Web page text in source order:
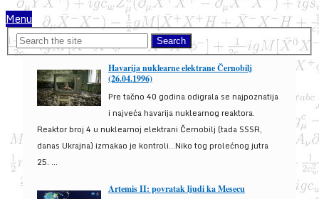
Menu
Havarija nuklearne elektrane Černobilj
(26.04.1996)
Pre tačno 40 godina odigrala se najpoznatija
i najveća havarija nuklearnog reaktora.
Reaktor broj 4 u nuklearnoj elektrani Černobilj (tada SSSR,
danas Ukrajna) izmakao je kontroli...Niko tog prolećnog jutra
25. ...
Artemis II: povratak ljudi ka Mesecu